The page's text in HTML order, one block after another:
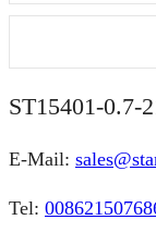
ST15401-0.7-
E-Mail:
Tel: